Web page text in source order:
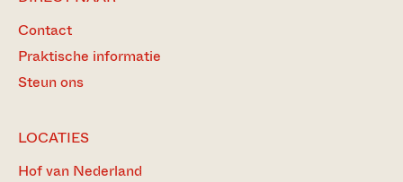
Contact
Praktische informatie
Steun ons
LOCATIES
Hof van Nederland